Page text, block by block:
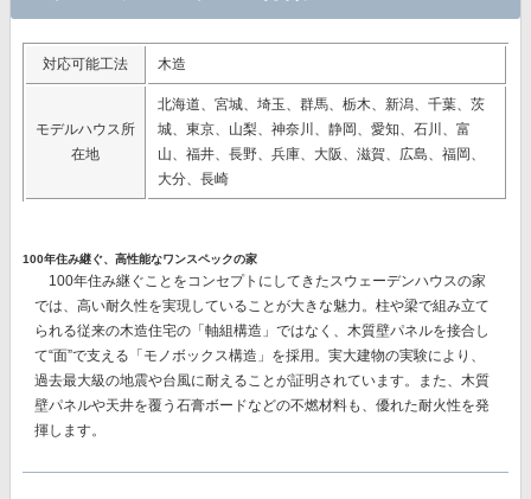
対応可能工法 木造
モデルハウス所
在地
北海道、宮城、埼玉、群馬、栃木、新潟、千葉、茨
城、東京、山梨、神奈川、静岡、愛知、石川、富
山、福井、長野、兵庫、大阪、滋賀、広島、福岡、
大分、長崎
100年住み継ぐ、高性能なワンスペックの家
100年住み継ぐことをコンセプトにしてきたスウェーデンハウスの家
では、 高い耐久性を実現していることが大きな魅力。柱や梁で組み立て
られる従来の木造住宅の「軸組構造」ではなく、 木質壁パネルを接合し
て“面”で支える「モノボックス構造」を採用。 実大建物の実験により、
過去最大級の地震や台風に耐えることが証明されています。また、木質
壁パネルや天井を覆う石膏ボードなどの不燃材料も、優れた耐火性を発
揮します。